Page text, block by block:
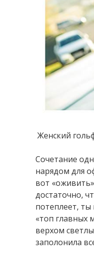
Женский
Сочетание
нарядом для
вот
достаточно,
потеплеет,
«топ главных
верхом
заполонила